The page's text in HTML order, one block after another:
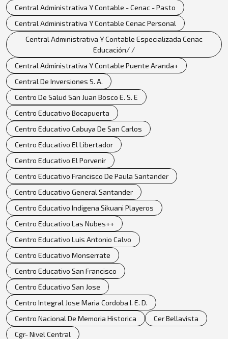
Central Administrativa Y Contable - Cenac - Pasto
Central Administrativa Y Contable Cenac Personal
Central Administrativa Y Contable Especializada Cenac
Educación/ /
Central Administrativa Y Contable Puente Aranda+
Central De Inversiones S. A.
Centro De Salud San Juan Bosco E. S. E
Centro Educativo Bocapuerta
Centro Educativo Cabuya De San Carlos
Centro Educativo El Libertador
Centro Educativo El Porvenir
Centro Educativo Francisco De Paula Santander
Centro Educativo General Santander
Centro Educativo Indigena Sikuani Playeros
Centro Educativo Las Nubes++
Centro Educativo Luis Antonio Calvo
Centro Educativo Monserrate
Centro Educativo San Francisco
Centro Educativo San Jose
Centro Integral Jose Maria Cordoba I. E. D.
Centro Nacional De Memoria Historica
Cer Bellavista
Cgr- Nivel Central